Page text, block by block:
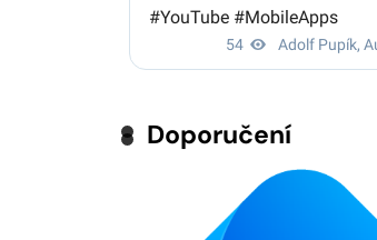
Doporučení